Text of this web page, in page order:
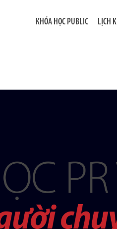
KHÓA HỌC PUBLIC LỊCH